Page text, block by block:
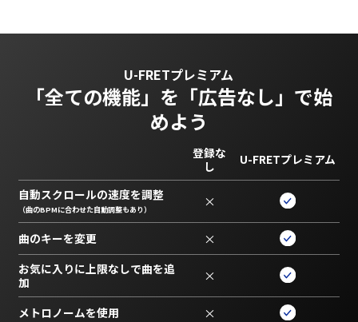
U-FRETプレミアム
「全ての機能」を 「広告なし」で始
めよう
登録な
し
U-FRETプレミアム
自動スクロールの速度を調整
（曲のBPMに合わせた自動調整もあり） ×
曲のキーを変更 ×
お気に入りに上限なしで曲を追
加
×
メトロノームを使用 ×